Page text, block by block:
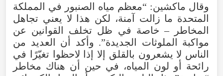
وقال ماكشين: “معظم مياه الصنبور في المملكة
المتحدة ما زالت آمنة، لكن هذا لا يعني تجاهل
المخاطر – خاصة في ظل تخلف القوانين عن
مواكبة الملوثات الجديدة”. وأكد أن العديد من
الناس لا يشعرون بالقلق إلا إذا لاحظوا تغيّرًا في
رائحة أو لون المياه، في حين أن هناك مخاطر